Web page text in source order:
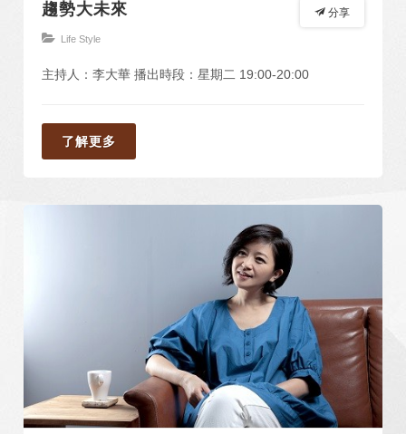
分享
趨勢大未來
Life Style
主持人：李大華 播出時段：星期二 19:00-20:00
了解更多